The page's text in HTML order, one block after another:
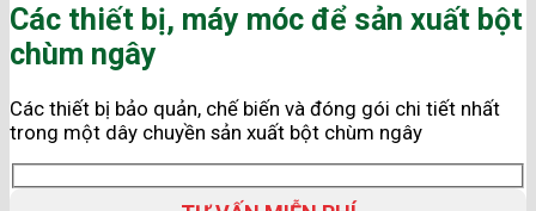
Các thiết bị, máy móc để sản xuất bột
chùm ngây
Các thiết bị bảo quản, chế biến và đóng gói chi tiết nhất
trong một dây chuyền sản xuất bột chùm ngây